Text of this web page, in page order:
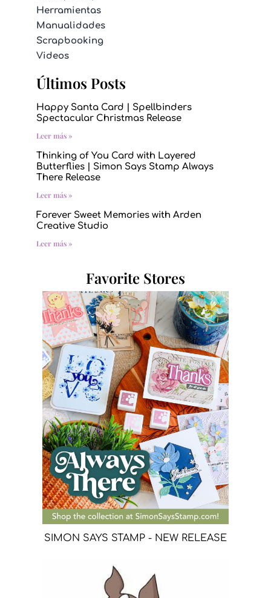
Herramientas
Manualidades
Scrapbooking
Videos
Últimos Posts
Happy Santa Card | Spellbinders
Spectacular Christmas Release
Leer más »
Thinking of You Card with Layered
Butterflies | Simon Says Stamp Always
There Release
Leer más »
Forever Sweet Memories with Arden
Creative Studio
Leer más »
Favorite Stores
SIMON SAYS STAMP - NEW RELEASE